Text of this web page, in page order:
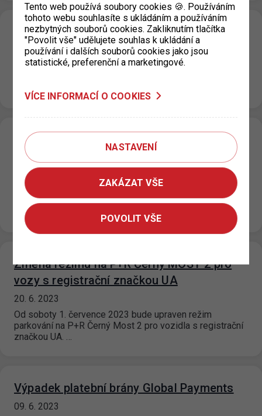
Rozšíření zón placeného stání Praha 8
26. 6. 2023
Na základě žádosti Městské části Prahy 8 dojde k
Trojská, Nad…
Dočasné uzavření výdejen parkovacích
oprávnění pro Prahu 3
21. 6. 2023
Z důvodu uzavření Úřadu městské části pro Prahu 3
budou dne 7. 7. 2023 uzavřeny všechny výdejny
parkovacích oprávnění této…
Změna režimu na P+R Černý MOST 2 pro
vozy s registrační značkou UA
20. 6. 2023
Od soboty 1. července 2023 bude upraven režim
parkování na P+R Černý Most 2 pro vozidla s registrační
značkou UA. …
Výpadek platební brány Global Payments
09. 6. 2023
Tento web používá soubory cookies 🍪. Používáním
tohoto webu souhlasíte s ukládáním a používáním
nezbytných souborů cookies. Zakliknutím tlačítka
"Povolit vše" udělujete souhlas k ukládání a
používání i dalších souborů cookies jako jsou
statistické, preferenční a marketingové.
VÍCE INFORMACÍ O COOKIES
NASTAVENÍ
ZAKÁZAT VŠE
POVOLIT VŠE